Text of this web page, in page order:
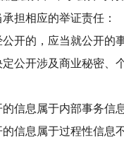
担相应的举证责任：
的，应当就公开的
开涉及商业秘密、
息属于内部事务信
息属于过程性信息